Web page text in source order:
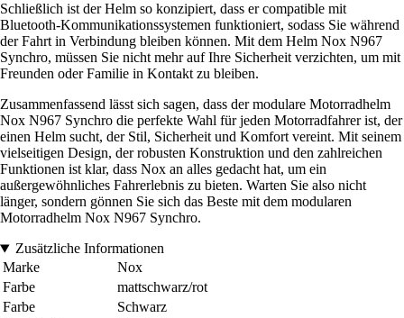
Schließlich ist der Helm so konzipiert, dass er compatible mit
Bluetooth-Kommunikationssystemen funktioniert, sodass Sie während
der Fahrt in Verbindung bleiben können. Mit dem Helm Nox N967
Synchro, müssen Sie nicht mehr auf Ihre Sicherheit verzichten, um mit
Freunden oder Familie in Kontakt zu bleiben.
Zusammenfassend lässt sich sagen, dass der modulare Motorradhelm
Nox N967 Synchro die perfekte Wahl für jeden Motorradfahrer ist, der
einen Helm sucht, der Stil, Sicherheit und Komfort vereint. Mit seinem
vielseitigen Design, der robusten Konstruktion und den zahlreichen
Funktionen ist klar, dass Nox an alles gedacht hat, um ein
außergewöhnliches Fahrerlebnis zu bieten. Warten Sie also nicht
länger, sondern gönnen Sie sich das Beste mit dem modularen
Motorradhelm Nox N967 Synchro.
Zusätzliche Informationen
Marke
Nox
Farbe
mattschwarz/rot
Farbe
Schwarz